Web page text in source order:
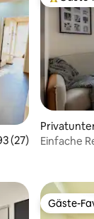
(27)
Beliebter
Einfache
Gäste-
Gäste-